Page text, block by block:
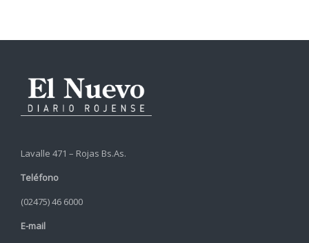
Lavalle 471 – Rojas Bs.As.
Teléfono
(02475) 46 6000
E-mail